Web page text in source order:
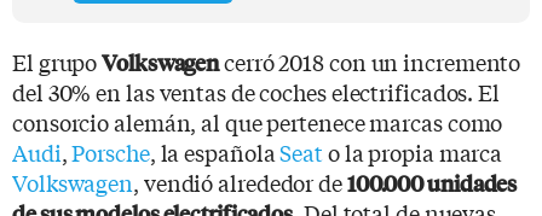
El grupoVolkswagencerró 2018 con un incremento
del 30% en las ventas de coches electrificados. El
consorcio alemán, al que pertenece marcas como
Audi,Porsche, la españolaSeato la propia marca
Volkswagen, vendió alrededor de100.000 unidades